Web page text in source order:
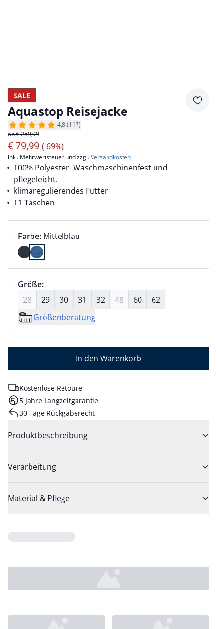
SALE
Aquastop Reisejacke
4,8 (117)
ab € 259,99
€ 79,99 (-69%)
inkl. Mehrwertsteuer und zzgl.Versandkosten
100% Polyester. Waschmaschinenfest und
pflegeleicht.
klimaregulierendes Futter
11 Taschen
Farbauswahl:
Farbe: aktuell ausgewählt:
Mittelblau
Farbe Mittelblau ausgewählt
Größenauswahl:
Größe:nichts ausgewählt
28
29 30 31 32 48 60
62
Größenberatung
In den Warenkorb
Kostenlose Retoure
5 Jahre Langzeitgarantie
30 Tage Rückgaberecht
Produktbeschreibung
Verarbeitung
Material & Pflege